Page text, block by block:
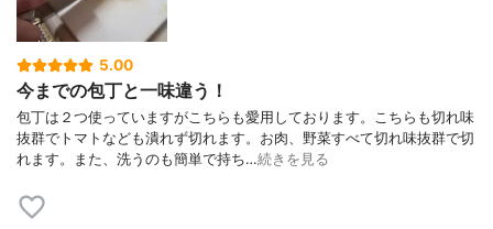
5.00
今までの包丁と一味違う！
包丁は２つ使っていますがこちらも愛用しております。こちらも切れ味
抜群でトマトなども潰れず切れます。お肉、野菜すべて切れ味抜群で切
れます。また、洗うのも簡単で持ち…続きを見る